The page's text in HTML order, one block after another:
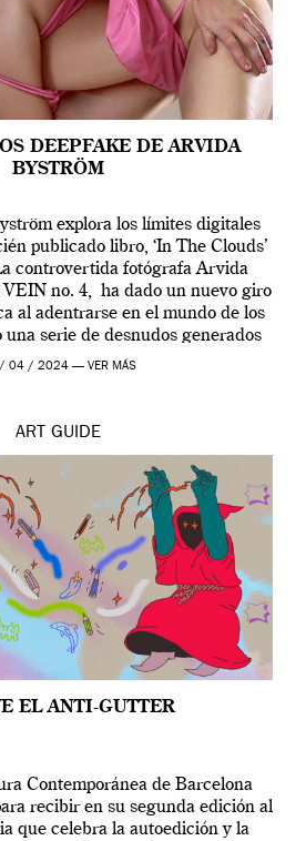
DEEPFAKE DE ARVIDA
BYSTRÖM
explora los límites digitales
publicado libro, ‘In The Clouds’
controvertida fotógrafa Arvida
no. 4, ha dado un nuevo giro
al adentrarse en el mundo de los
una serie de desnudos generados
por […]
04 / 2024 — VER MÁS
ART GUIDE
EL ANTI-GUTTER
Contemporánea de Barcelona
recibir en su segunda edición al
que celebra la autoedición y la